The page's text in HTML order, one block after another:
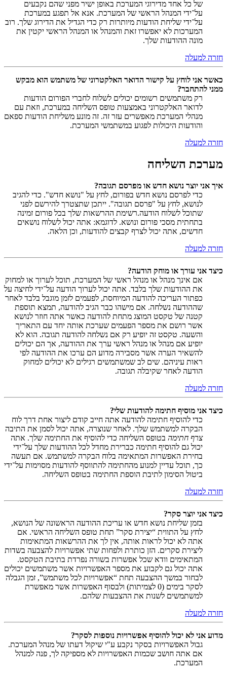
של כל אחד מדירוגי המערכת באופן ישיר מפני שהם נקבעים
על־ידי המנהל הראשי של המערכת. אנא אל תפגע במערכת
על־ידי שליחת הודעות מיותרות רק כדי הגדיל את הדירוג שלך. רוב
המערכות לא יאפשרו זאת והמנהל או המנהל הראשי יקטין את
מונה ההודעות שלך.
חזרה למעלה
כאשר אני לוחץ על קישור הדואר האלקטרוני של משתמש הוא מבקש
ממני להתחבר?
רק משתמשים רשומים יכולים לשלוח לחברי הפורום הודעות
לדואר האלקטרוני באמצעות טופס השליחה במערכת, וזאת עם
מנהלי המערכת מאפשרים עזר זה. זה מונע משליחת הודעות ספאם
והודעות היכולות לפגוע במשתמשי המערכת.
חזרה למעלה
מערכת השליחה
איך אני יוצר נושא חדש או מפרסם תגובה?
כדי לפרסם נושא חדש בפורום, לחץ על "נושא חדש". כדי להגיב
לנושא, לחץ על "פרסם תגובה". ייתכן שתצטרך להירשם לפני
שתוכל לשלוח הודעה.רשימת ההרשאות שלך בכל פורום זמינה
בתחתית מסכי פורום ונושא. לדוגמא: אתה יכול לשלוח נושאים
חדשים, אתה יכול לצרף קבצים להודעות, וכן הלאה.
חזרה למעלה
כיצד אני עורך או מוחק הודעה?
אם אינך מנהל או מנהל ראשי של המערכת, תוכל לערוך או למחוק
את ההודעות שלך בלבד. אתה יכול לערוך הודעה על־ידי לחיצה על
כפתור העריכה להודעה המיוחסת, לפעמים לזמן מוגבל בלבד לאחר
שההודעה נשלחה. אם מישהו כבר הגיב להודעה, תמצא תוספת
קטנה של טקסט המוצג מתחת להודעה כאשר אתה חוזר לנושא
אשר רושם את מספר הפעמים שערכת אותה יחד עם התאריך
והשעה. טקסט זה יופיע רק אם נשלחה להודעה תגובה. הוא לא
יופיע אם מנהל או מנהל ראשי ערך את ההודעה, אך הם יכולים
להשאיר הערה אשר מסבירה מדוע הם ערכו את ההודעה לפי
ראות עיניהם. שים לב שמשתמשים רגילים לא יכולים למחוק
הודעה לאחר שקיבלה תגובה.
חזרה למעלה
כיצד אני מוסיף חתימה להודעות שלי?
כדי להוסיף חתימה להודעה אתה חייב קודם ליצור אחת דרך לוח
הבקרה למשתמש שלך. לאחר שנוצרה, אתה יכול לסמן את התיבה
צרף חתימה בטופס השליחה כדי להוסיף את החתימה שלך. אתה
יכול גם להוסיף חתימה כברירת מחדל לכל ההודעות שלך על־ידי
בחירת האפשרות המתאימה בלוח הבקרה למשתמש. אם תעשה
כך, תוכל עדיין למנוע מהחתימה להתווסף להודעות מסוימות על־ידי
ביטול הסימון לתיבת הוספת החתימה בטופס השליחה.
חזרה למעלה
כיצד אני יוצר סקר?
בזמן שליחת נושא חדש או עריכת ההודעה הראשונה של הנושא,
לחץ על התווית “יצירת סקר” תחת טופס השליחה הראשי. אם
אתה לא יכול לראות אותה, אין לך את ההרשאות המתאימות
ליצירת סקרים. הזן כותרת ולפחות שתי אפשרויות להצבעה בשדות
המתאימים וודא שכל אפשרות בשורה נפרדת בתיבת הטקסט.
אתה יכול גם לקבוע את מספר האפשרויות אשר משתמשים יכולים
לבחור במשך ההצבעה תחת “אפשרויות לכל משתמש”, זמן הגבלה
לסקר בימים (0 לצמיתות) ולבסוף האפשרות אשר מאפשרת
למשתמשים לשנות את ההצבעות שלהם.
חזרה למעלה
מדוע אני לא יכול להוסיף אפשרויות נוספות לסקר?
גבול האפשרויות בסקר נקבע ע"י שיקול דעתו של מנהל המערכת.
אם אתה חושב שכמות האפשרויות לא מספיקה לך, פנה למנהל
המערכת.